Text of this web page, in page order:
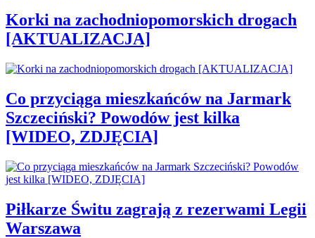
Korki na zachodniopomorskich drogach
[AKTUALIZACJA]
Co przyciąga mieszkańców na Jarmark
Szczeciński? Powodów jest kilka
[WIDEO, ZDJĘCIA]
Piłkarze Świtu zagrają z rezerwami Legii
Warszawa